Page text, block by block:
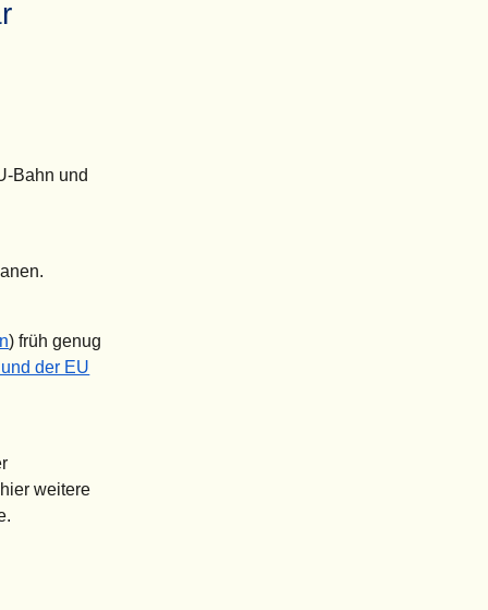
Bahn und
) früh genug
der EU
weitere